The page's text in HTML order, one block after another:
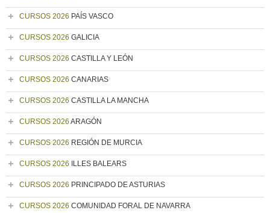
CURSOS 2026 PAÍS VASCO
CURSOS 2026 GALICIA
CURSOS 2026 CASTILLA Y LEÓN
CURSOS 2026 CANARIAS
CURSOS 2026 CASTILLA LA MANCHA
CURSOS 2026 ARAGÓN
CURSOS 2026 REGIÓN DE MURCIA
CURSOS 2026 ILLES BALEARS
CURSOS 2026 PRINCIPADO DE ASTURIAS
CURSOS 2026 COMUNIDAD FORAL DE NAVARRA